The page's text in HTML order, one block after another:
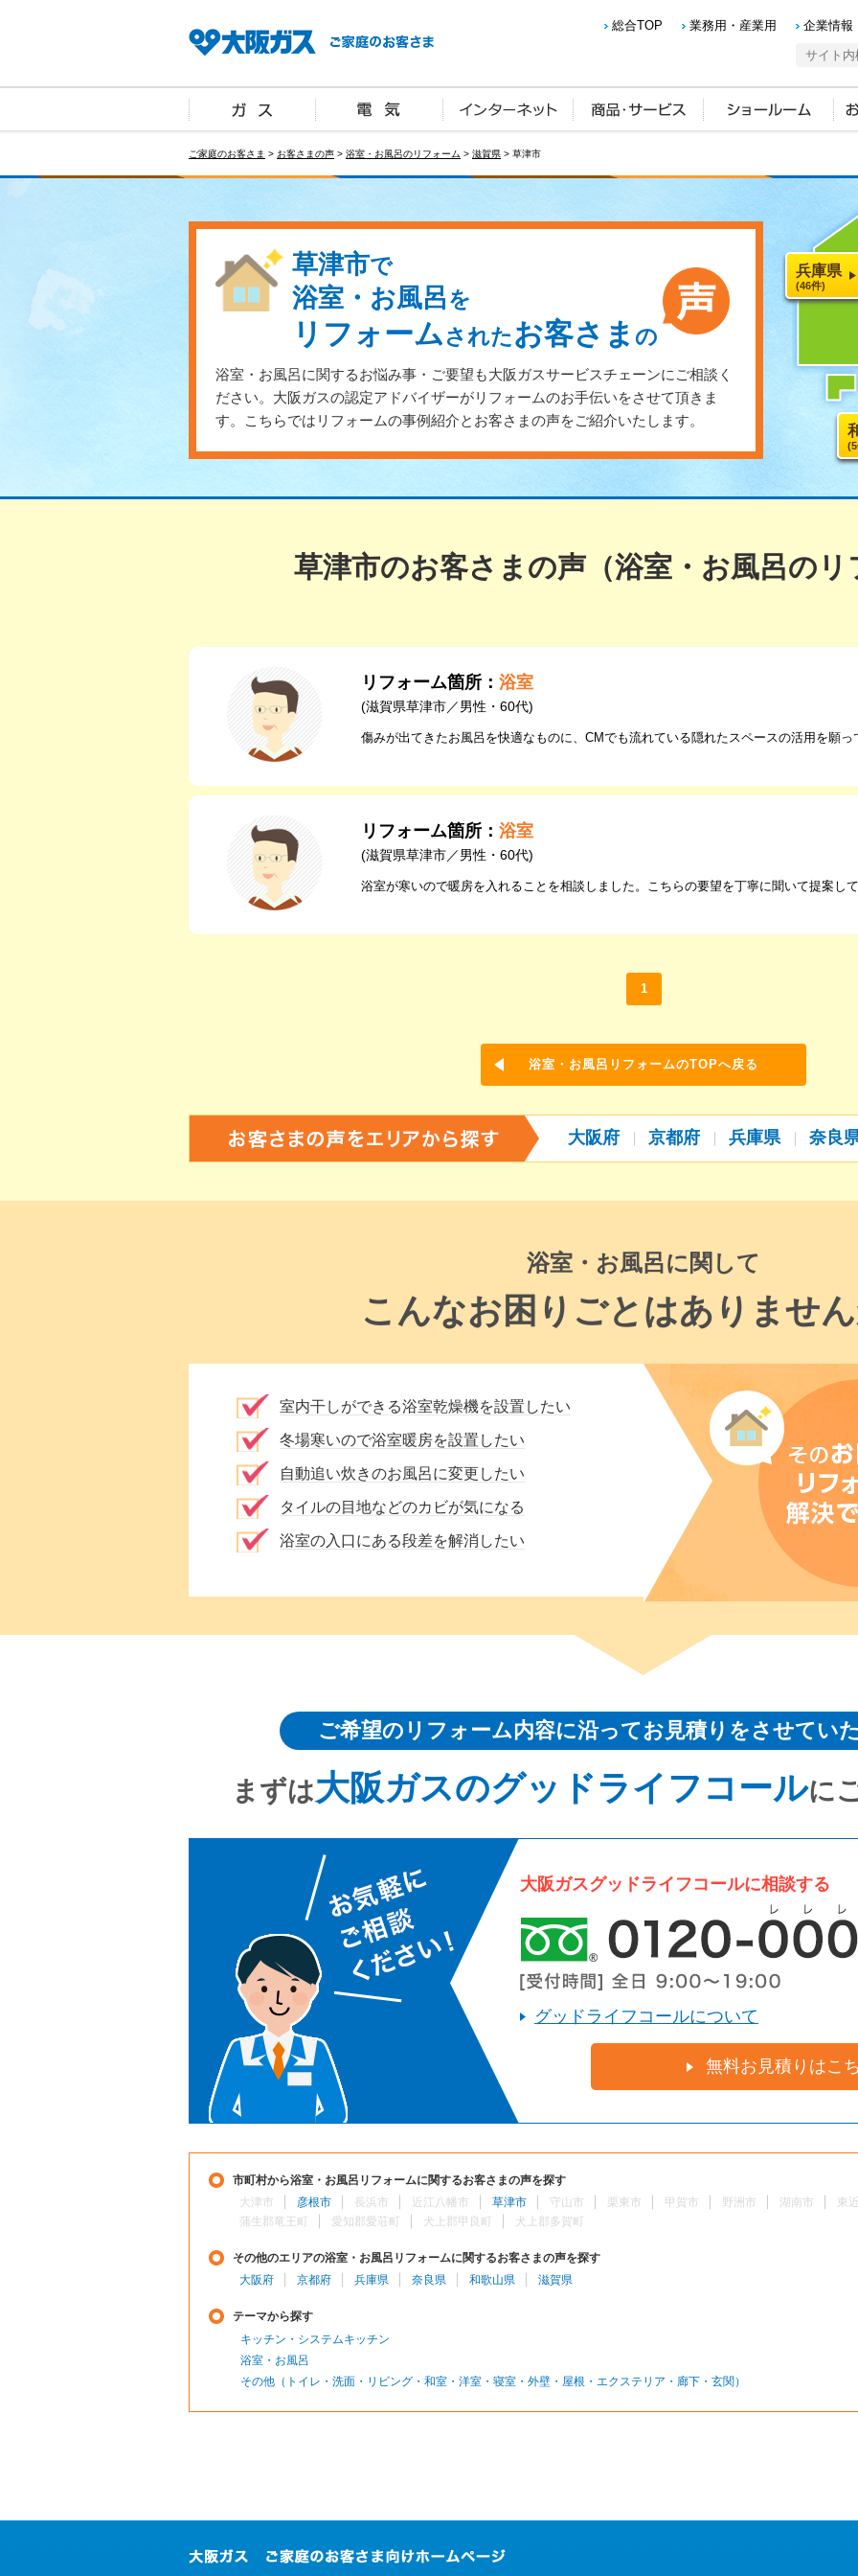
総合TOP 業務用・産業用 企業情報
ご家庭のお客さま > お客さまの声 > 浴室・お風呂のリフォーム > 滋賀県 > 草津市
草津市で
浴室・お風呂を
リフォームされたお客さま の
浴室・お風呂に関するお悩み事・ご要望も大阪ガスサービスチェーンにご相談く
ださい。大阪ガスの認定アドバイザーがリフォームのお手伝いをさせて頂きま
す。こちらではリフォームの事例紹介とお客さまの声をご紹介いたします。
兵庫県
(46件)
草津市のお客さまの声（浴室・お風呂のリ
リフォーム箇所： 浴室
(滋賀県草津市／男性・60代)
傷みが出てきたお風呂を快適なものに、CMでも流れている隠れたスペースの活用を願っ
リフォーム箇所： 浴室
(滋賀県草津市／男性・60代)
浴室が寒いので暖房を入れることを相談しました。こちらの要望を丁寧に聞いて提案し
1
浴室・お風呂リフォームのTOPへ戻る
大阪府 京都府 兵庫県 奈良
浴室・お風呂に関して
こんなお困りごとはありませ
室内干しができる浴室乾燥機を設置したい
冬場寒いので浴室暖房を設置したい
自動追い炊きのお風呂に変更したい
タイルの目地などのカビが気になる
浴室の入口にある段差を解消したい
ご希望のリフォーム内容に沿ってお見積りをさせてい
まずは大阪ガスのグッドライフコールに
大阪ガスグッドライフコールに相談する
グッドライフコールについて
無料お見積りはこ
市町村から浴室・お風呂リフォームに関するお客さまの声を探す
大津市
彦根市 長浜市 近江八幡市 草津市 守山市 栗東市 甲賀市 野洲市 湖南市
東
蒲生郡竜王町
愛知郡愛荘町 犬上郡甲良町 犬上郡多賀町
その他のエリアの浴室・お風呂リフォームに関するお客さまの声を探す
大阪府
京都府 兵庫県 奈良県 和歌山県 滋賀県
テーマから探す
キッチン・システムキッチン
浴室・お風呂
その他（トイレ・洗面・リビング・和室・洋室・寝室・外壁・屋根・エクステリア・廊下・玄関）